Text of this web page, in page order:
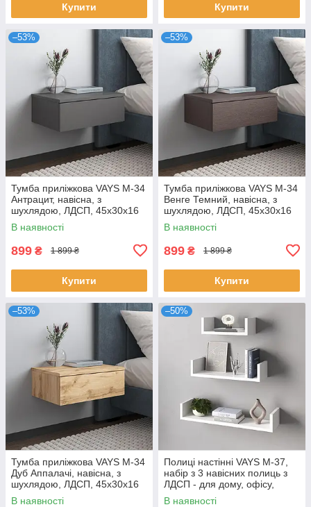
Купити Купити
–53%
Тумба приліжкова VAYS M-34
Антрацит, навісна, з
шухлядою, ЛДСП, 45х30х16
см – для спальні
В наявності
899 ₴ 1 899 ₴
Купити
–53%
Тумба приліжкова VAYS M-34
Венге Темний, навісна, з
шухлядою, ЛДСП, 45х30х16
см – для спальні
В наявності
899 ₴ 1 899 ₴
Купити
–53%
Тумба приліжкова VAYS M-34
Дуб Аппалачі, навісна, з
шухлядою, ЛДСП, 45х30х16
см – для спальні
В наявності
–50%
Полиці настінні VAYS M-37,
набір з 3 навісних полиць з
ЛДСП - для дому, офісу,
вітальні
В наявності